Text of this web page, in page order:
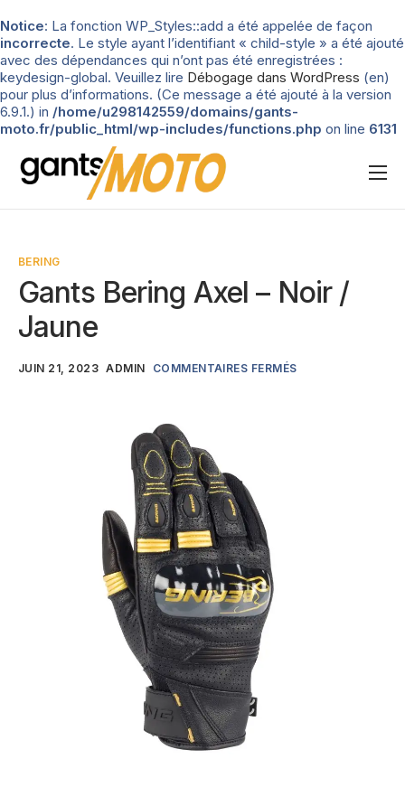
Notice: La fonction WP_Styles::add a été appelée de façon
incorrecte. Le style ayant l’identifiant « child-style » a été ajouté
avec des dépendances qui n’ont pas été enregistrées :
keydesign-global. Veuillez lire Débogage dans WordPress (en)
pour plus d’informations. (Ce message a été ajouté à la version
6.9.1.) in /home/u298142559/domains/gants-
moto.fr/public_html/wp-includes/functions.php on line 6131
Nos tests
Types de gants
Guide d’achat
BERING
Gants Bering Axel – Noir /
Jaune
JUIN 21, 2023 ADMIN COMMENTAIRES FERMÉS